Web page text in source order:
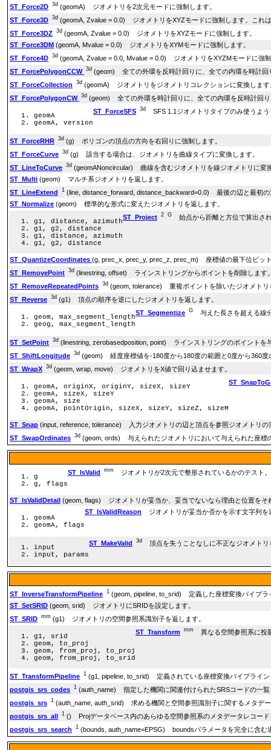
ST_Force2D 3d (geomA) ジオメトリを2次元モードに強制します。
ST_Force3D 3d (geomA, Zvalue = 0.0) ジオメトリをXYZモードに強制します。これ
ST_Force3DZ 3d (geomA, Zvalue = 0.0) ジオメトリをXYZモードに強制します。
ST_Force3DM (geomA, Mvalue = 0.0) ジオメトリをXYMモードに強制します。
ST_Force4D 3d (geomA, Zvalue = 0.0, Mvalue = 0.0) ジオメトリをXYZMモードに強
ST_ForcePolygonCCW 3d (geom) 全ての外環を反時計回りに、全ての内環を時計回
ST_ForceCollection
3d (geomA) ジオメトリをジオメトリコレクションに変換します
ST_ForcePolygonCW 3d (geom) 全ての外環を時計回りに、全ての内環を反時計回
ST_ForceSFS 3d SFS 1.1ジオメトリタイプのみ使うよ
geomA
geomA, version
ST_ForceRHR 3d (g) ポリゴンの頂点の方向を右回りに強制します。
ST_ForceCurve 3d (g) 該当する場合は、ジオメトリを曲線タイプに変換します。
ST_LineToCurve 3d (geomANoncircular) 曲線を含むジオメトリを線ジオメトリに変
ST_Multi (geom) マルチ系ジオメトリを返します。
ST_LineExtend
1 (line, distance_forward, distance_backward=0.0) 最後の辺と最初
ST_Normalize (geom) 標準的な形式に変えたジオメトリを返します。
ST_Project 2 G 始点から距離と方位で算出さ
g1, distance, azimuth
g1, g2, distance
g1, distance, azimuth
g1, g2, distance
ST_QuantizeCoordinates (g, prec_x, prec_y, prec_z, prec_m) 座標値の最下位ビッ
ST_RemovePoint 3d (linestring, offset) ラインストリングからポイントを削除します
ST_RemoveRepeatedPoints 3d (geom, tolerance) 重複ポイントを除いたジオメトリ
ST_Reverse 3d (g1) 頂点の順序を逆にしたジオメトリを返します。
ST_Segmentize G 与えた長さを超える線
geom, max_segment_length
geog, max_segment_length
ST_SetPoint 3d (linestring, zerobasedposition, point) ラインストリングのポイントを
ST_ShiftLongitude 3d (geom) 経度座標値を-180度から180度の範囲と0度から360
ST_WrapX 3d (geom, wrap, move) ジオメトリをX値で回り込ませます。
geomA, originX, originY, sizeX, sizeY
geomA, sizeX, sizeY
geomA, size
geomA, pointOrigin, sizeX, sizeY, sizeZ, sizeM
ST_Snap (input, reference, tolerance) 入力ジオメトリの辺と頂点を参照ジオメトリの
ST_SwapOrdinates 3d (geom, ords) 与えられたジオメトリにおいて与えられた座標
ST_IsValid mm ジオメトリが2次元で整形されているかのテスト。
g
g, flags
ST_IsValidDetail (geom, flags) ジオメトリが妥当か、妥当でないなら理由と位置をそ
ST_IsValidReason ジオメトリが妥当か否かを示す文字列を
geomA
geomA, flags
ST_MakeValid 3d 頂点を失うことなしに不正なジオメト
input
input, params
ST_InverseTransformPipeline 1 (geom, pipeline, to_srid) 定義した座標変換パイプラ
ST_SetSRID (geom, srid) ジオメトリにSRIDを設定します。
ST_SRID mm (g1) ジオメトリの空間参照系識別子を返します。
ST_Transform
mm 異なる空間参照系に投
g1, srid
geom, to_proj
geom, from_proj, to_proj
geom, from_proj, to_srid
ST_TransformPipeline 1 (g1, pipeline, to_srid) 定義されている座標変換パイプライ
postgis_srs_codes 1 (auth_name) 指定した機関に関連付けられたSRSコードの一覧
postgis_srs 1 (auth_name, auth_srid) 求める機関と空間参照識別子に関するメタデ
postgis_srs_all 1 () Projデータベース内のあらゆる空間参照系のメタデータレコード
postgis_srs_search
1 (bounds, auth_name=EPSG) boundsパラメータを完全に含む